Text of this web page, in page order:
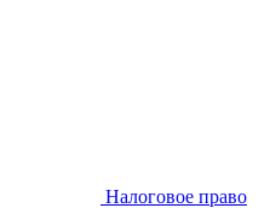
Налоговое право